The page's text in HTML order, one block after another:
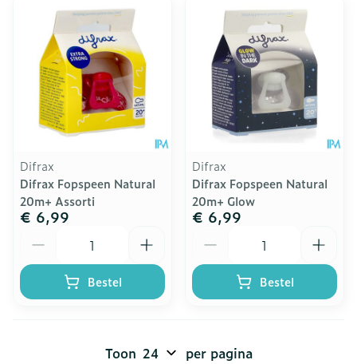
Difrax
Difrax Fopspeen Natural
20m+ Assorti
€ 6,99
Bestel
Difrax
Difrax Fopspeen Natural
20m+ Glow
€ 6,99
Bestel
Toon per pagina